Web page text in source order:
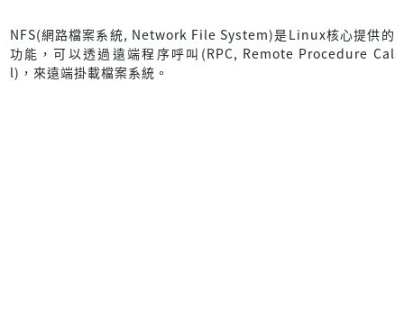
NFS(網路檔案系統, Network File System)是Linux核心提供的
功能，可以透過遠端程序呼叫(RPC, Remote Procedure Cal
l)，來遠端掛載檔案系統。